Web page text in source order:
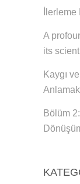
A
its
Kaygı
Bölüm